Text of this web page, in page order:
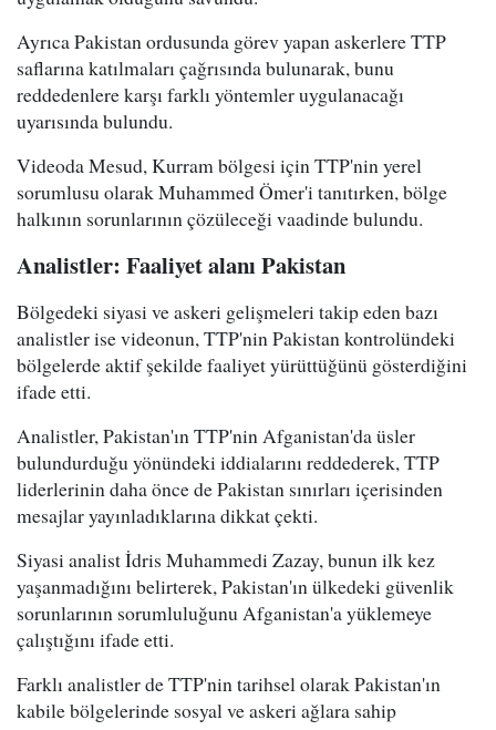
Ayrıca Pakistan ordusunda görev yapan askerlere TTP
saflarına katılmaları çağrısında bulunarak, bunu
reddedenlere karşı farklı yöntemler uygulanacağı
uyarısında bulundu.
Videoda Mesud, Kurram bölgesi için TTP'nin yerel
sorumlusu olarak Muhammed Ömer'i tanıtırken, bölge
halkının sorunlarının çözüleceği vaadinde bulundu.
Analistler: Faaliyet alanı Pakistan
Bölgedeki siyasi ve askeri gelişmeleri takip eden bazı
analistler ise videonun, TTP'nin Pakistan kontrolündeki
bölgelerde aktif şekilde faaliyet yürüttüğünü gösterdiğini
ifade etti.
Analistler, Pakistan'ın TTP'nin Afganistan'da üsler
bulundurduğu yönündeki iddialarını reddederek, TTP
liderlerinin daha önce de Pakistan sınırları içerisinden
mesajlar yayınladıklarına dikkat çekti.
Siyasi analist İdris Muhammedi Zazay, bunun ilk kez
yaşanmadığını belirterek, Pakistan'ın ülkedeki güvenlik
sorunlarının sorumluluğunu Afganistan'a yüklemeye
çalıştığını ifade etti.
Farklı analistler de TTP'nin tarihsel olarak Pakistan'ın
kabile bölgelerinde sosyal ve askeri ağlara sahip